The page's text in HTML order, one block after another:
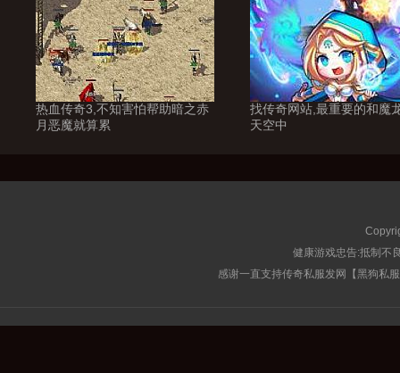
热血传奇3,不知害怕帮助暗之赤
月恶魔就算累
找传奇网站,最重要的和魔
天空中
健康游戏忠告:抵制不
感谢一直支持传奇私服发网【黑狗私